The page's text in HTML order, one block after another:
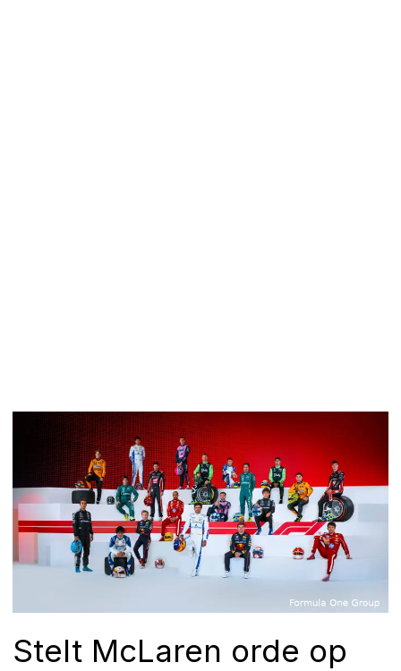
Stelt McLaren orde op